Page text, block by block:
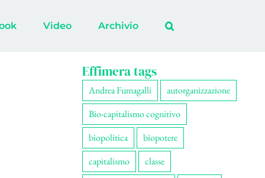
Video Archivio
Effimera tags
Andrea Fumagalli
autorganizzazione
Bio-capitalismo cognitivo
biopolitica
biopotere
capitalismo
classe